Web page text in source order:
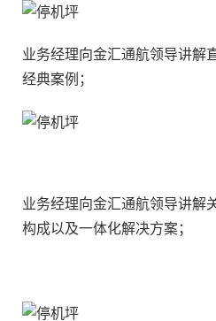
业务经理向金汇通航领导讲解
经典案例；
业务经理向金汇通航领导讲解
构成以及一体化解决方案；